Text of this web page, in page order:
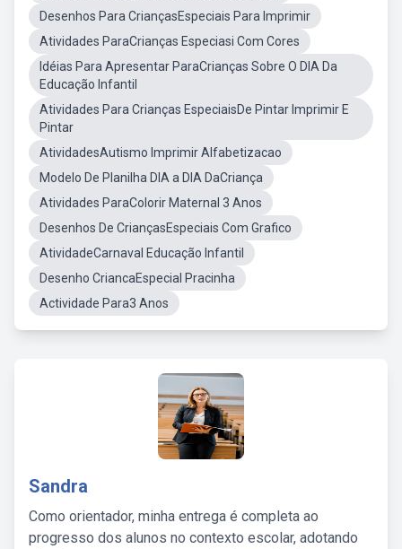
Desenhos Para CriançasEspeciais Para Imprimir
Atividades ParaCrianças Especiasi Com Cores
Idéias Para Apresentar ParaCrianças Sobre O DIA Da
Educação Infantil
Atividades Para Crianças EspeciaisDe Pintar Imprimir E
Pintar
AtividadesAutismo Imprimir Alfabetizacao
Modelo De Planilha DIA a DIA DaCriança
Atividades ParaColorir Maternal 3 Anos
Desenhos De CriançasEspeciais Com Grafico
AtividadeCarnaval Educação Infantil
Desenho CriancaEspecial Pracinha
Actividade Para3 Anos
Sandra
Como orientador, minha entrega é completa ao
progresso dos alunos no contexto escolar, adotando